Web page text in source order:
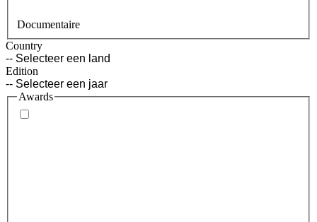
Documentaire
Country
Edition
Awards